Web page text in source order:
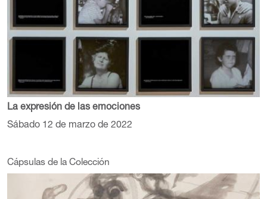
La expresión de las emociones
Sábado 12 de marzo de 2022
Cápsulas de la Colección